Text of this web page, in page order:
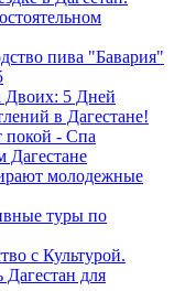
пива "Бавария"
Двоих: 5 Дней
в Дагестане!
покой - Спа
Дагестане
молодежные
туры по
с Культурой.
для